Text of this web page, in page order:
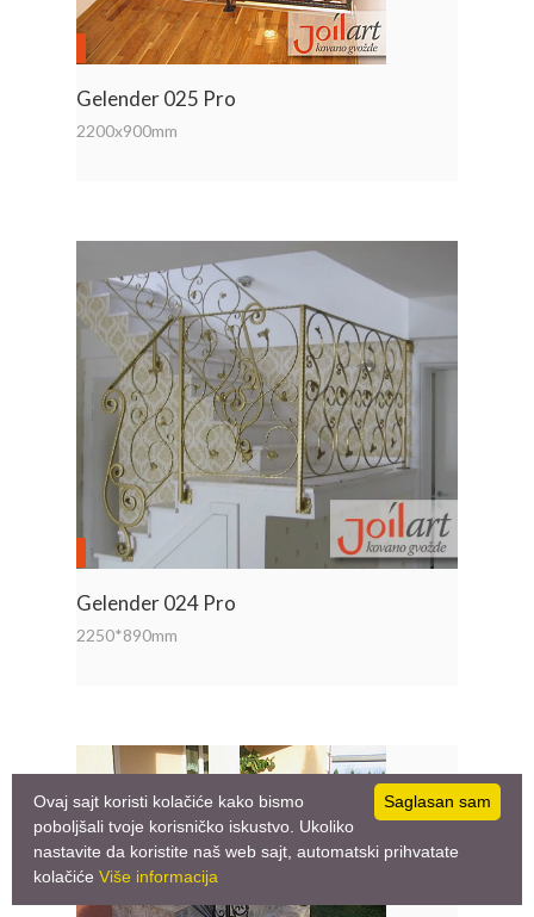
Gelender 025 Pro
2200x900mm
Gelender 024 Pro
2250*890mm
Saglasan sam
Ovaj sajt koristi kolačiće kako bismo
poboljšali tvoje korisničko iskustvo. Ukoliko
nastavite da koristite naš web sajt, automatski prihvatate
kolačiće Više informacija